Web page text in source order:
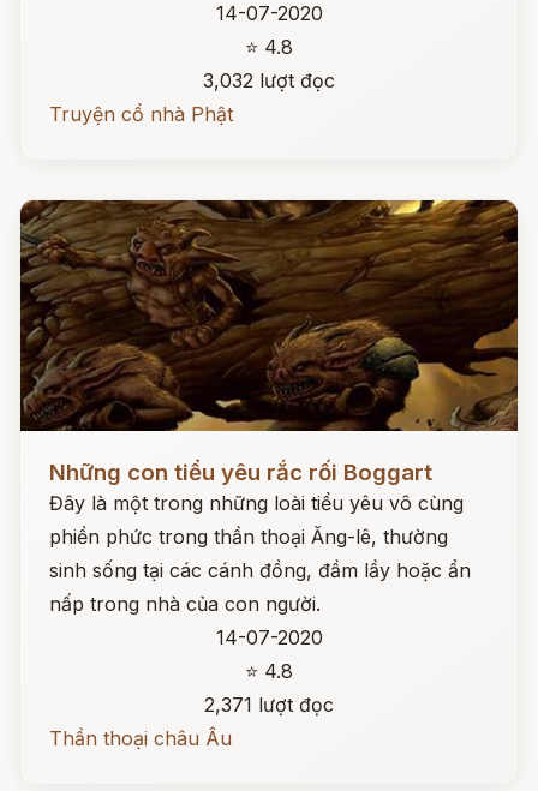
14-07-2020
⭐ 4.8
3,032 lượt đọc
Truyện cổ nhà Phật
Những con tiểu yêu rắc rối Boggart
Đây là một trong những loài tiểu yêu vô cùng
phiền phức trong thần thoại Ăng-lê, thường
sinh sống tại các cánh đồng, đầm lầy hoặc ẩn
nấp trong nhà của con người.
14-07-2020
⭐ 4.8
2,371 lượt đọc
Thần thoại châu Âu